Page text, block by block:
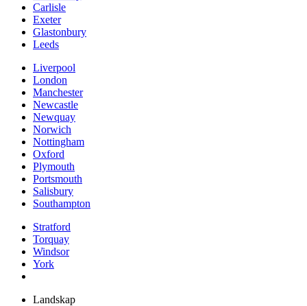
Carlisle
Exeter
Glastonbury
Leeds
Liverpool
London
Manchester
Newcastle
Newquay
Norwich
Nottingham
Oxford
Plymouth
Portsmouth
Salisbury
Southampton
Stratford
Torquay
Windsor
York
Landskap